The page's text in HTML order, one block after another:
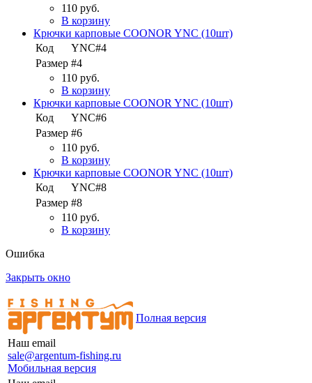
110 руб.
В корзину
Крючки карповые COONOR YNC (10шт)
Код
YNC#4
Размер #4
110 руб.
В корзину
Крючки карповые COONOR YNC (10шт)
Код
YNC#6
Размер #6
110 руб.
В корзину
Крючки карповые COONOR YNC (10шт)
Код
YNC#8
Размер #8
110 руб.
В корзину
Ошибка
Закрыть окно
Наш email
sale@argentum-fishing.ru
Мобильная версия
Полная версия